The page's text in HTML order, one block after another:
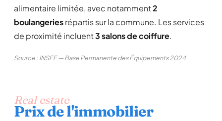
alimentaire limitée, avec notamment2
boulangeriesrépartis sur la commune. Les services
de proximité incluent3 salons de coiffure.
Source : INSEE — Base Permanente des Équipements 2024
Real estate
Prix de l'immobilier